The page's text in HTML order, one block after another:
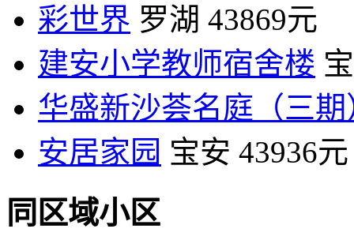
彩世界 罗湖 43869元
建安小学教师宿舍楼
华盛新沙荟名庭（三期
安居家园 宝安 43936元
同区域小区